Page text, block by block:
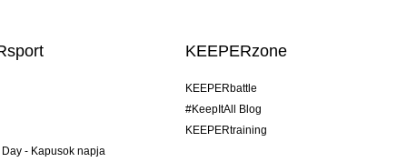
- Kapusok napja
KEEPERzone
KEEPERbattle
#KeepItAll Blog
KEEPERtraining